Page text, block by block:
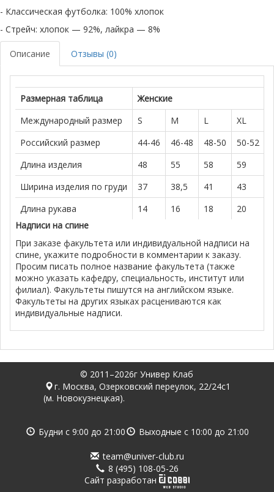
- Классическая футболка: 100% хлопок
- Стрейч: хлопок — 92%, лайкра — 8%
Описание Отзывы (0)
Размерная таблица Женские
Международный размер
S M L XL
Российский размер
44-46 46-48 48-50 50-52
Длина изделия
48 55 58 59
Ширина изделия по груди
37 38,5 41 43
Длина рукава
14 16 18 20
Надписи на спине
При заказе факультета или индивидуальной надписи на
спине, укажите подробности в комментарии к заказу.
Просим писать полное название факультета (также
можно указать кафедру, специальность, институт или
филиал). Факультеты пишутся на английском языке.
Факультеты на других языках расцениваются как
индивидуальные надписи.
© 2011–2026г Универ Клаб
г. Москва, Озерковский переулок, 22/24с1
(м. Новокузнецкая).
Будни с 9:00 до 21:00 Выходные с 10:00 до 21:00
team@univer-club.ru
8 (495) 108-05-26
Cайт разработан